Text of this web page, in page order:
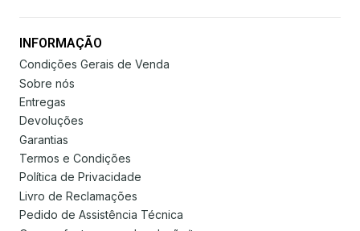
INFORMAÇÃO
Condições Gerais de Venda
Sobre nós
Entregas
Devoluções
Garantias
Termos e Condições
Política de Privacidade
Livro de Reclamações
Pedido de Assistência Técnica